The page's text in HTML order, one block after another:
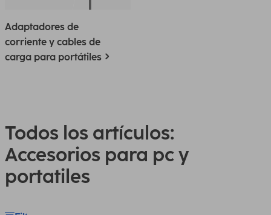
Adaptadores de
corriente y cables de
carga para portátiles
Todos los artículos:
Accesorios para pc y
portatiles